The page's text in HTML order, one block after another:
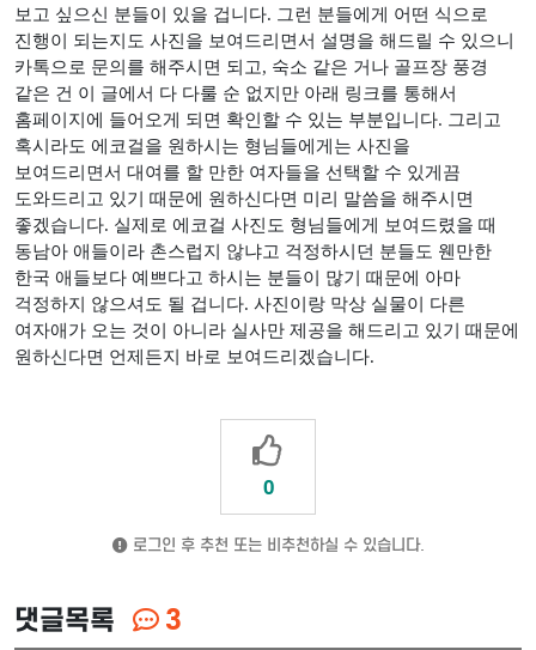
보고 싶으신 분들이 있을 겁니다. 그런 분들에게 어떤 식으로
진행이 되는지도 사진을 보여드리면서 설명을 해드릴 수 있으니
카톡으로 문의를 해주시면 되고, 숙소 같은 거나 골프장 풍경
같은 건 이 글에서 다 다룰 순 없지만 아래 링크를 통해서
홈페이지에 들어오게 되면 확인할 수 있는 부분입니다. 그리고
혹시라도 에코걸을 원하시는 형님들에게는 사진을
보여드리면서 대여를 할 만한 여자들을 선택할 수 있게끔
도와드리고 있기 때문에 원하신다면 미리 말씀을 해주시면
좋겠습니다. 실제로 에코걸 사진도 형님들에게 보여드렸을 때
동남아 애들이라 촌스럽지 않냐고 걱정하시던 분들도 웬만한
한국 애들보다 예쁘다고 하시는 분들이 많기 때문에 아마
걱정하지 않으셔도 될 겁니다. 사진이랑 막상 실물이 다른
여자애가 오는 것이 아니라 실사만 제공을 해드리고 있기 때문에
원하신다면 언제든지 바로 보여드리겠습니다.
0
로그인 후 추천 또는 비추천하실 수 있습니다.
댓글목록 3